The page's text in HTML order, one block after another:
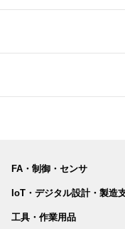
FA・制御・センサ
IoT・デジタル設計・製造
工具・作業用品